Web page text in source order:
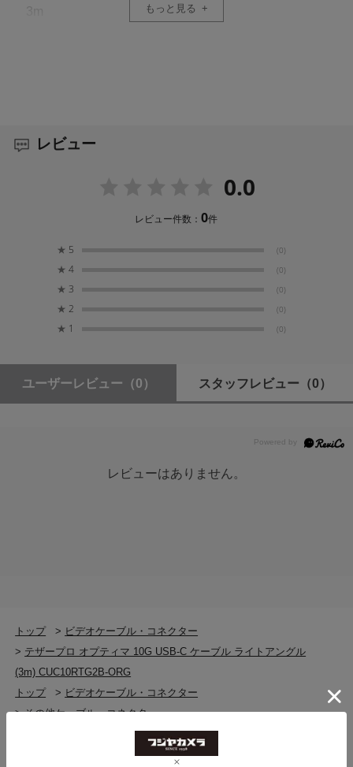
※データ転送専用のケーブルです。充電機能はありませ
もっと見る
レビュー
0.0
レビュー件数：0件
★ 5 (0)
★ 4 (0)
★ 3 (0)
★ 2 (0)
★ 1 (0)
ユーザーレビュー （0） スタッフレビュー （0）
レビューはありません。
トップ > ビデオケーブル・コネクター
> テザープロ オプティマ 10G USB-C ケーブル ライトアングル
(3m) CUC10RTG2B-ORG
トップ
> ビデオケーブル・コネクター
>その他ケーブル・コネクター
テザープロ オプティマ 10G USB-C ケーブル ライトアングル